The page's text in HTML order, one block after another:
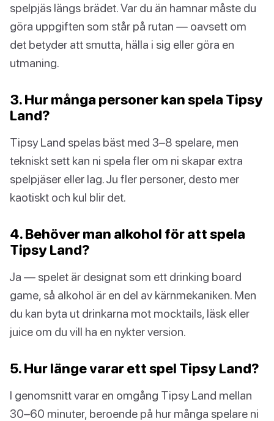
spelpjäs längs brädet. Var du än hamnar måste du
göra uppgiften som står på rutan — oavsett om
det betyder att smutta, hälla i sig eller göra en
utmaning.
3. Hur många personer kan spela Tipsy
Land?
Tipsy Land spelas bäst med 3–8 spelare, men
tekniskt sett kan ni spela fler om ni skapar extra
spelpjäser eller lag. Ju fler personer, desto mer
kaotiskt och kul blir det.
4. Behöver man alkohol för att spela
Tipsy Land?
Ja — spelet är designat som ett drinking board
game, så alkohol är en del av kärnmekaniken. Men
du kan byta ut drinkarna mot mocktails, läsk eller
juice om du vill ha en nykter version.
5. Hur länge varar ett spel Tipsy Land?
I genomsnitt varar en omgång Tipsy Land mellan
30–60 minuter, beroende på hur många spelare ni